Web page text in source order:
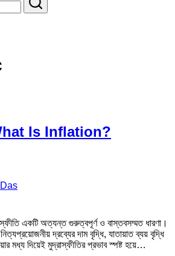
Search
What Is Inflation?
একটি অত্যন্ত গুরুত্বপূর্ণ ও বাস্তবসম্মত ধারণা।
নিত্যপ্রয়োজনীয় দ্রব্যের দাম বৃদ্ধি, যাতায়াত ব্যয় বৃদ্ধি
মধ্য দিয়েই মুদ্রাস্ফীতির প্রভাব স্পষ্ট হয়ে…